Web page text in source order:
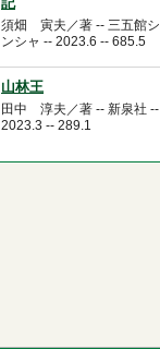
須畑 寅夫／著 -- 三五館シ
ンシャ -- 2023.6 -- 685.5
山林王
田中 淳夫／著 -- 新泉社 --
2023.3 -- 289.1